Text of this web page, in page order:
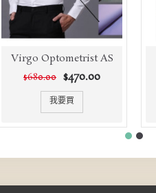
Virgo Optometrist AS
$680.00 $470.00
我要買